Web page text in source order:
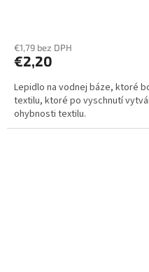
€1,79 bez DPH
€2,20
Lepidlo na vodnej báze, ktoré
textilu, ktoré po vyschnutí
ohybnosti textilu.